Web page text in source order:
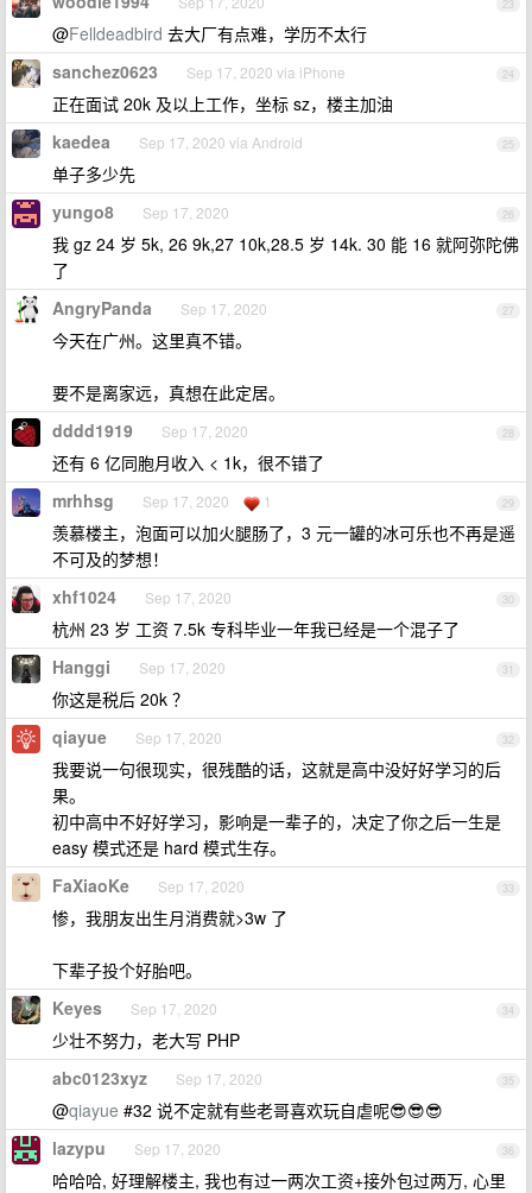
23
@Felldeadbird 去大厂有点难，学历不太行
24
sanchez0623 Sep 17, 2020 via iPhone
正在面试 20k 及以上工作，坐标 sz，楼主加油
25
kaedea Sep 17, 2020 via Android
单子多少先
26
yungo8 Sep 17, 2020
我 gz 24 岁 5k, 26 9k,27 10k,28.5 岁 14k. 30 能 16 就阿弥陀佛
了
27
AngryPanda Sep 17, 2020
今天在广州。这里真不错。
要不是离家远，真想在此定居。
28
dddd1919 Sep 17, 2020
还有 6 亿同胞月收入 < 1k，很不错了
29
mrhhsg Sep 17, 2020 1
羡慕楼主，泡面可以加火腿肠了，3 元一罐的冰可乐也不再是遥
不可及的梦想！
30
xhf1024 Sep 17, 2020
杭州 23 岁 工资 7.5k 专科毕业一年我已经是一个混子了
31
Hanggi Sep 17, 2020
你这是税后 20k ？
32
qiayue Sep 17, 2020
我要说一句很现实，很残酷的话，这就是高中没好好学习的后
果。
初中高中不好好学习，影响是一辈子的，决定了你之后一生是
easy 模式还是 hard 模式生存。
33
FaXiaoKe Sep 17, 2020
惨，我朋友出生月消费就>3w 了
下辈子投个好胎吧。
34
Keyes Sep 17, 2020
少壮不努力，老大写 PHP
35
abc0123xyz Sep 17, 2020
@qiayue #32 说不定就有些老哥喜欢玩自虐呢😎😎😎
36
lazypu Sep 17, 2020
哈哈哈, 好理解楼主, 我也有过一两次工资+接外包过两万, 心里